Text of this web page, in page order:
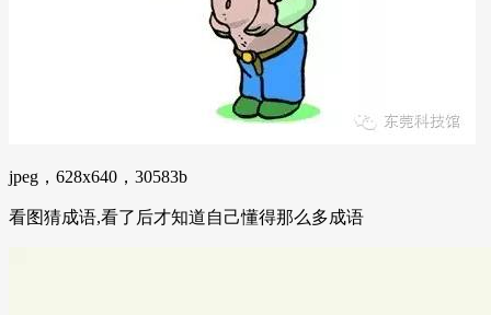
jpeg，628x640，30583b
看图猜成语,看了后才知道自己懂得那么多成语